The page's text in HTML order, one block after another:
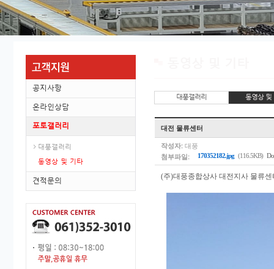
공지사항
온라인상담
포토갤러리
대풍갤러리
동영상 및 기타
견적문의
대풍갤러리 동영상 및
대전 물류센터
작성자: 대풍
첨부파일:
170352182.jpg (116.5KB)
(주)대풍종합상사 대전지사 물류